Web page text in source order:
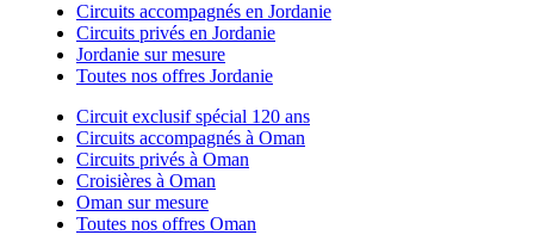
Circuits accompagnés en Jordanie
Circuits privés en Jordanie
Jordanie sur mesure
Toutes nos offres Jordanie
Circuit exclusif spécial 120 ans
Circuits accompagnés à Oman
Circuits privés à Oman
Croisières à Oman
Oman sur mesure
Toutes nos offres Oman